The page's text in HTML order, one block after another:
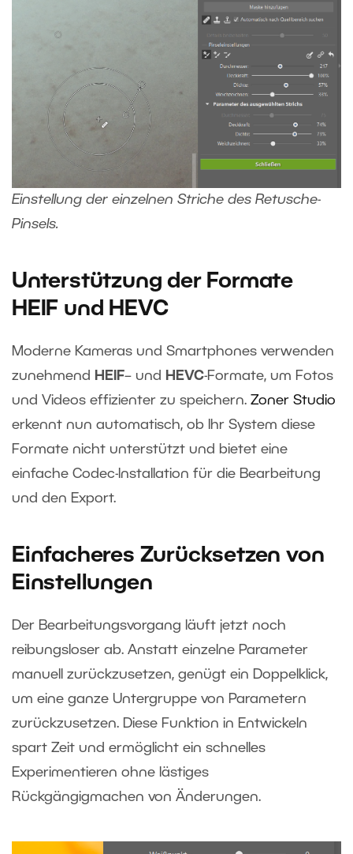
Einstellung der einzelnen Striche des Retusche-
Pinsels.
Unterstützung der Formate
HEIF und HEVC
Moderne Kameras und Smartphones verwenden
zunehmend
HEIF– und HEVC-Formate, um Fotos
und Videos effizienter zu speichern. Zoner Studio
erkennt nun automatisch, ob Ihr System diese
Formate nicht unterstützt und bietet eine
einfache Codec-Installation für die Bearbeitung
und den Export.
Einfacheres Zurücksetzen von
Einstellungen
Der Bearbeitungsvorgang läuft jetzt noch
reibungsloser ab. Anstatt einzelne Parameter
manuell zurückzusetzen, genügt ein Doppelklick,
um eine ganze Untergruppe von Parametern
zurückzusetzen. Diese Funktion in Entwickeln
spart Zeit und ermöglicht ein schnelles
Experimentieren ohne lästiges
Rückgängigmachen von Änderungen.